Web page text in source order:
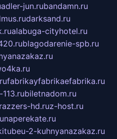
adler-jun.rubandamn.ru
darksand.ru
alabuga-cityhotel.ru
blagodarenie-spb.ru
fabrikayfabrikaefabrika.ru
biletnadom.ru
hd.ruz-host.ru
naperekate.ru
2-kuhnyanazakaz.ru